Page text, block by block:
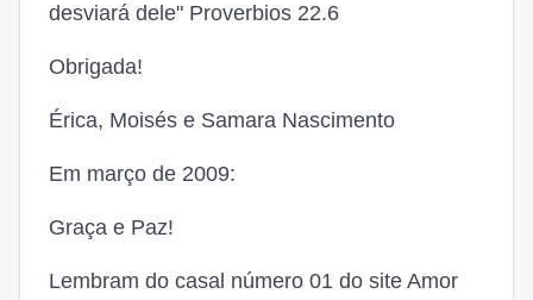
desviará dele" Proverbios 22.6
Obrigada!
Érica, Moisés e Samara Nascimento
Em março de 2009:
Graça e Paz!
Lembram do casal número 01 do site Amor